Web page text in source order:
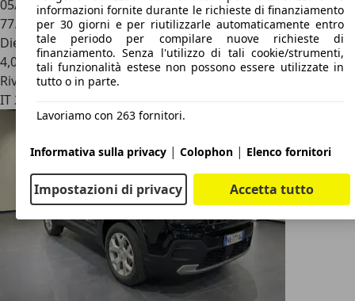
05/2022
77.000 km
Diesel
4,0 l/100 km (comb.)
Rivenditore
IT 26022
informazioni fornite durante le richieste di finanziamento
per 30 giorni e per riutilizzarle automaticamente entro
tale periodo per compilare nuove richieste di
finanziamento. Senza l'utilizzo di tali cookie/strumenti,
tali funzionalità estese non possono essere utilizzate in
tutto o in parte.
Lavoriamo con 263 fornitori.
Informativa sulla privacy | Colophon | Elenco fornitori
Impostazioni di privacy Accetta tutto